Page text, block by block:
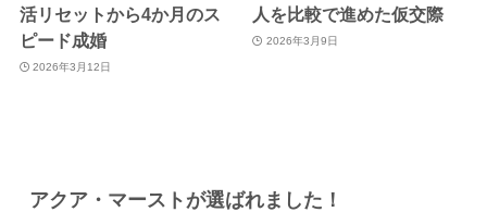
活リセットから4か月のス
ピード成婚
2026年3月12日
人を比較で進めた仮交際
2026年3月9日
アクア・マーストが選ばれました！